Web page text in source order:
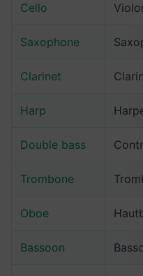
Cello
Saxophone
Clarinet
Harp
Double bass
Trombone
Oboe
Bassoon